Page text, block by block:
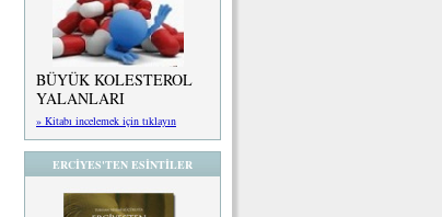
BÜYÜK KOLESTEROL
YALANLARI
» Kitabı incelemek için tıklayın
ERCİYES'TEN ESİNTİLER